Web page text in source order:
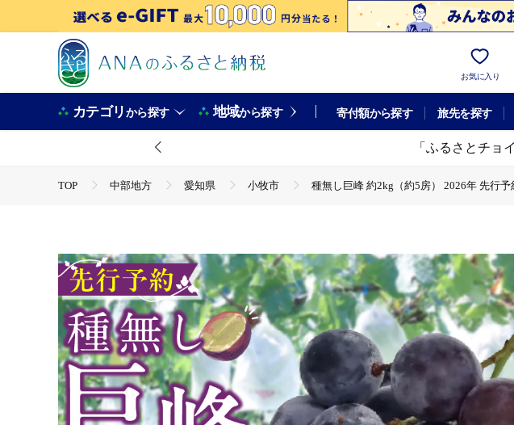
お気に入り
カテゴリから探す 地域から探す 寄付額から探す 旅先を探す
「ふるさとチョ
TOP 中部地方 愛知県 小牧市 種無し巨峰 約2kg（約5房） 2026年 先行予